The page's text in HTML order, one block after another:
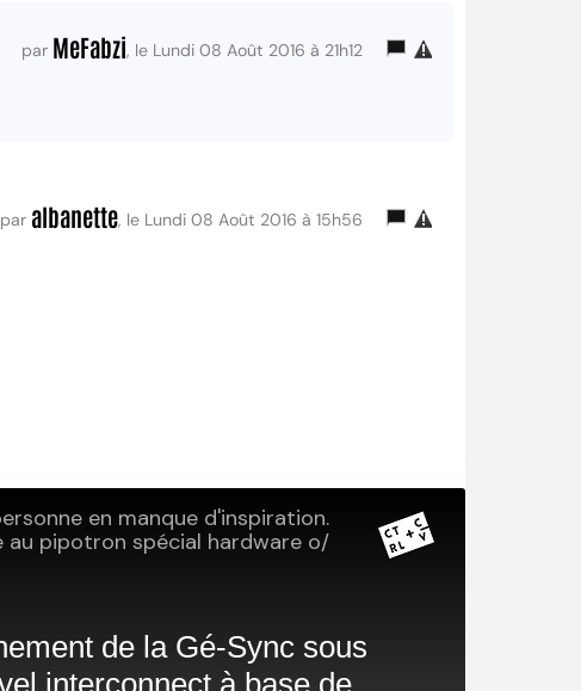
par MeFabzi, le Lundi 08 Août 2016 à 21h12
par albanette, le Lundi 08 Août 2016 à 15h56